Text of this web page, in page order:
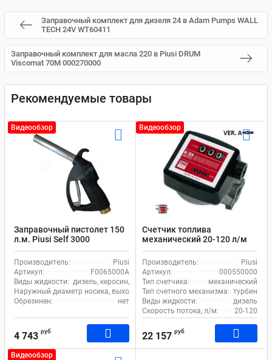
Заправочный комплект для дизеля 24 в Adam Pumps WALL
TECH 24V WT60411
Заправочный комплект для масла 220 в Piusi DRUM
Viscomat 70M 000270000
Рекомендуемые товары
Видеообзор
Заправочный пистолет 150
л.м. Piusi Self 3000
F0065000A носик 25 мм
Производитель:
Piusi
Артикул:
F0065000A
Виды жидкости: дизель, керосин, бензин, масло
Наружный диаметр носика, выходное отверстие (излив), мм:
20
Обрезинен:
нет
4 743 руб
Видеообзор
Счетчик топлива
механический 20-120 л/м
1% K33 Piusi 000550000
Производитель:
Piusi
Артикул:
000550000
Тип счетчика:
механический
Тип счетного механизма: турбина
Виды жидкости:
дизель
Скорость потока, л/м:
20-120
22 157 руб
Видеообзор